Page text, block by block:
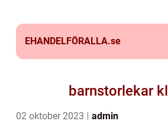
EHANDELFÖRALLA.se
barnstorlekar
02 oktober 2023 admin